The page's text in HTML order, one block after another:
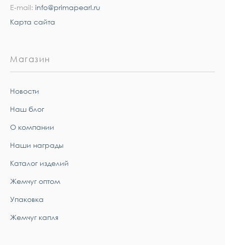
E-mail: info@primapearl.ru
Карта сайта
Магазин
Новости
Наш блог
О компании
Наши награды
Каталог изделий
Жемчуг оптом
Упаковка
Жемчуг капля